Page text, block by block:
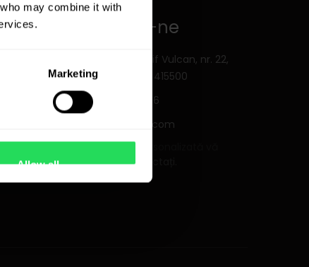
may combine it with
Marketing
Allow all
Contactați-ne
Salonta, Str. Iosif Vulcan, nr. 22,
Bihor, România 415500
+40 259 373 336
office@canah.com
Pentru o cerere personalizată vă
rugăm săne contactați.